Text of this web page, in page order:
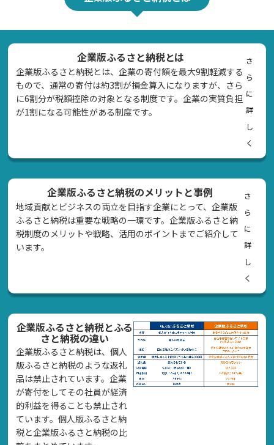
企業版ふるさと納税とは
企業版ふるさと納税とは、企業の寄付額を最大9割軽減する
もので、通常の寄付は約3割が損金算入になりますが、さら
に6割分が税額控除の対象となる制度です。企業の実質負担
が1割になる可能性がある制度です。
さ
ら
に
詳
し
く
企業版ふるさと納税のメリットと事例
地域貢献とビジネスの両立を目指す企業にとって、企業版
ふるさと納税は重要な戦略の一環です。企業版ふるさと納
税制度のメリットや戦略、活用のポイントまでご紹介して
います。
さ
ら
に
詳
し
く
企業版ふるさと納税とふる
さと納税の違い
企業版ふるさと納税は、個人
版ふるさと納税のような返礼
品は禁止されています。企業
が寄付をしてその社員が経済
的利益を得ることも禁止され
ています。個人版ふるさと納
税と企業版ふるさと納税の比